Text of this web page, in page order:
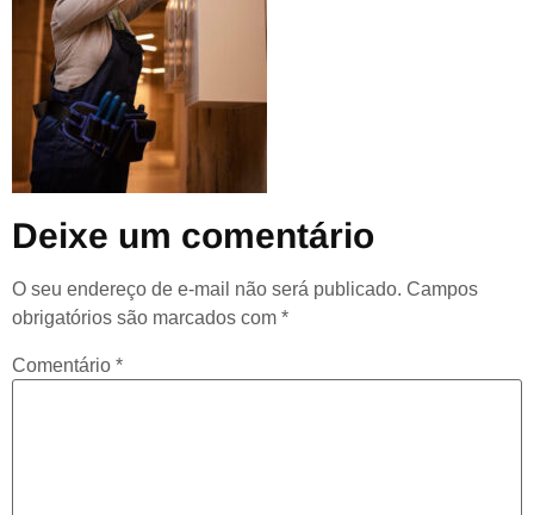
Deixe um comentário
O seu endereço de e-mail não será publicado. Campos
obrigatórios são marcados com *
Comentário *